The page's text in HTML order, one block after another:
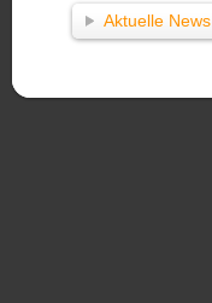
Aktuelle News